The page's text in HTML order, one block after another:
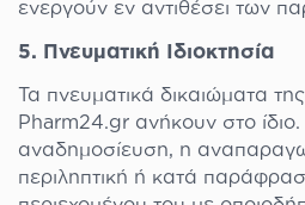
ενεργούν εν αντιθέσει των
5. Πνευματική Ιδιοκτησία
Τα πνευματικά δικαιώματα
Pharm24.gr ανήκουν στο
αναδημοσίευση, η
περιληπτική ή κατά